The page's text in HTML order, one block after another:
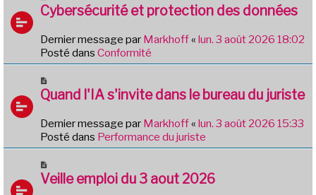
s
a
g
e
o
u
v
e
a
m
e
s
a
Cybersécurité et protection des données
Dernier message par Markhoff« lun. 3 août 2026 18:02
Posté dans Conformité
o
u
v
e
a
m
e
Quand l'IA s'invite dans le bureau du juriste
Dernier message par Markhoff« lun. 3 août 2026 15:33
Posté dans Performance du juriste
o
Veille emploi du 3 aout 2026